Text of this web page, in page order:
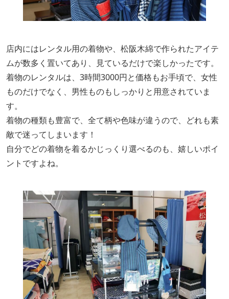
店内にはレンタル用の着物や、松阪木綿で作られたアイテ
ムが数多く置いてあり、見ているだけで楽しかったです。
着物のレンタルは、3時間3000円と価格もお手頃で、女性
ものだけでなく、男性ものもしっかりと用意されていま
す。
着物の種類も豊富で、全て柄や色味が違うので、どれも素
敵で迷ってしまいます！
自分でどの着物を着るかじっくり選べるのも、嬉しいポイ
ントですよね。